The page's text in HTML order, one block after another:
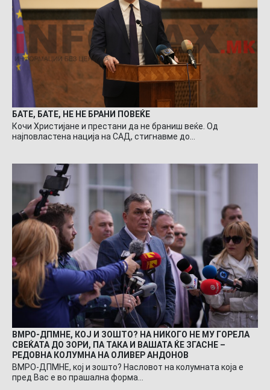
БАТЕ, БАТЕ, НЕ НЕ БРАНИ ПОВЕЌЕ
Кочи Христијане и престани да не браниш веќе. Од
најповластена нација на САД, стигнавме до…
ВМРО-ДПМНЕ, КОЈ И ЗОШТО? НА НИКОГО НЕ МУ ГОРЕЛА
СВЕЌАТА ДО ЗОРИ, ПА ТАКА И ВАШАТА ЌЕ ЗГАСНЕ –
РЕДОВНА КОЛУМНА НА ОЛИВЕР АНДОНОВ
ВМРО-ДПМНЕ, кој и зошто? Насловот на колумната која е
пред Вас е во прашална форма…